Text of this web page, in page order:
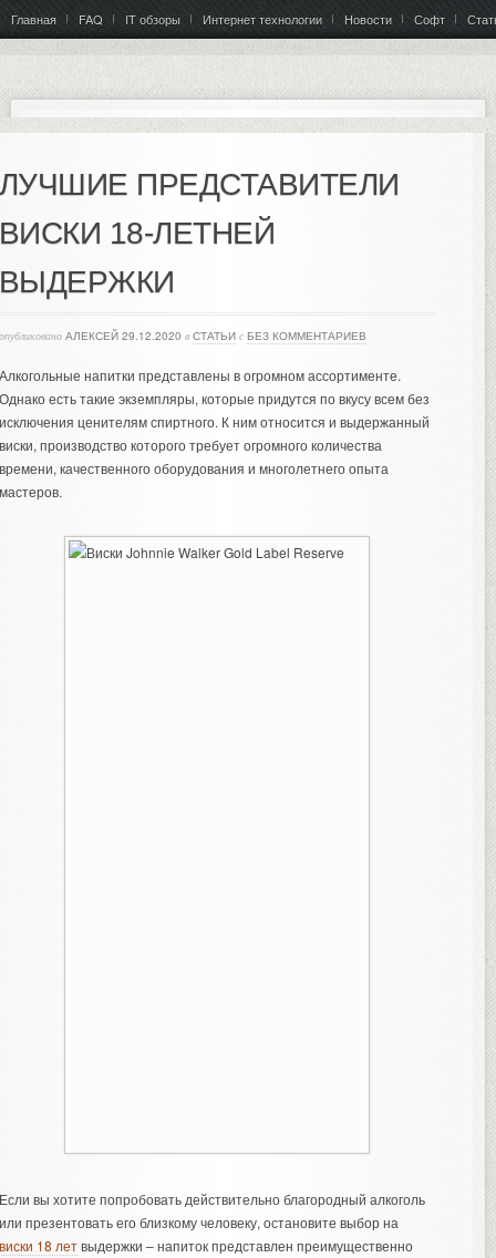
Главная FAQ IT обзоры Интернет технологии Новости Софт
ПРЕДСТАВИТЕЛИ
18-ЛЕТНЕЙ
АЛЕКСЕЙ 29.12.2020 в СТАТЬИ с БЕЗ КОММЕНТАРИЕВ
напитки представлены в огромном ассортименте.
есть такие экземпляры, которые придутся по вкусу всем без
ценителям спиртного. К ним относится и выдержанный
производство которого требует огромного количества
качественного оборудования и многолетнего опыта
вы хотите попробовать действительно благородный алкоголь
презентовать его близкому человеку, остановите выбор на
18 летвыдержки – напиток представлен преимущественно